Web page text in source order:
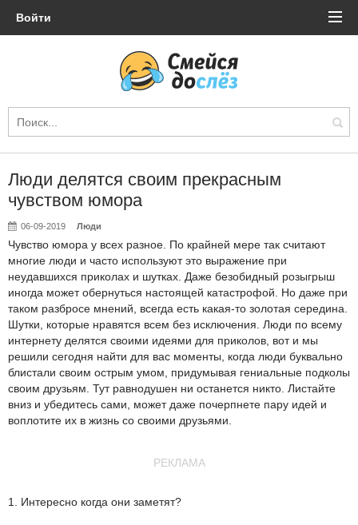
Войти
Люди делятся своим прекрасным
чувством юмора
06-09-2019 Люди
Чувство юмора у всех разное. По крайней мере так считают
многие люди и часто используют это выражение при
неудавшихся приколах и шутках. Даже безобидный розыгрыш
иногда может обернуться настоящей катастрофой. Но даже при
таком разбросе мнений, всегда есть какая-то золотая середина.
Шутки, которые нравятся всем без исключения. Люди по всему
интернету делятся своими идеями для приколов, вот и мы
решили сегодня найти для вас моменты, когда люди буквально
блистали своим острым умом, придумывая гениальные подколы
своим друзьям. Тут равнодушен ни останется никто. Листайте
вниз и убедитесь сами, может даже почерпнете пару идей и
воплотите их в жизнь со своими друзьями.
РЕКЛАМА
1. Интересно когда они заметят?